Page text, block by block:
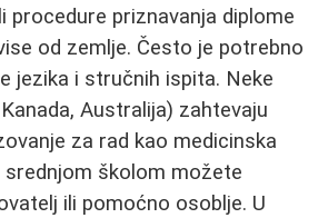
procedure priznavanja diplome
od zemlje. Često je potrebno
jezika i stručnih ispita. Neke
Australija) zahtevaju
za rad kao medicinska
školom možete
ili pomoćno osoblje. U